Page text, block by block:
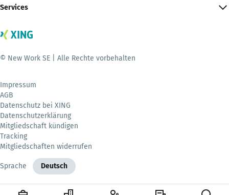
Services
© New Work SE | Alle Rechte vorbehalten
Impressum
AGB
Datenschutz bei XING
Datenschutzerklärung
Mitgliedschaft kündigen
Tracking
Mitgliedschaften widerrufen
Sprache Deutsch